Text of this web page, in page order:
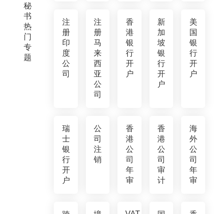
秘
书
热
门
专
题
注
册
印
度
公
司
注
册
马
来
西
亚
公
司
香
港
银
行
开
户
新
加
坡
银
行
开
户
美
国
银
行
开
户
瑞
士
银
行
开
户
公
司
注
销
香
港
公
司
年
审
香
港
公
司
审
计
海
外
公
司
年
审